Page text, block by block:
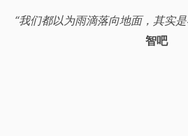
“我们都以为雨滴落向地面，其实
智吧